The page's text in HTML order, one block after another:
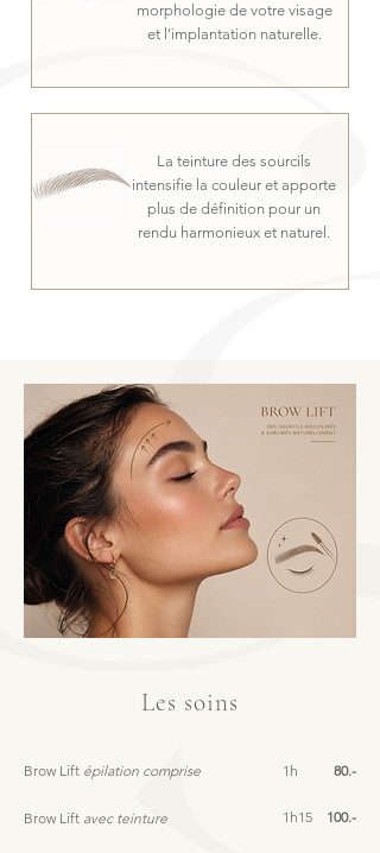
morphologie de votre visage
et l'implantation naturelle.
La teinture des sourcils
intensifie la couleur et apporte
plus de définition pour un
rendu harmonieux et naturel.
Les soins
Brow Lift épilation comprise
Brow Lift avec teinture
1h 80.-
1h15 100.-